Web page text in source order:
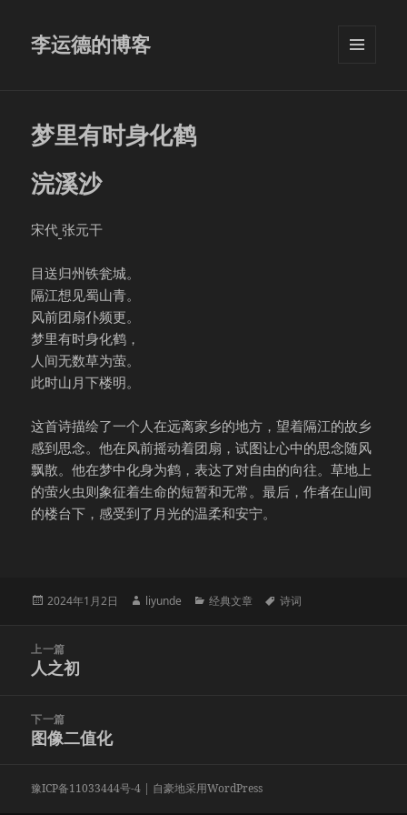
李运德的博客
梦里有时身化鹤
浣溪沙
宋代 张元干
目送归州铁瓮城。
隔江想见蜀山青。
风前团扇仆频更。
梦里有时身化鹤，
人间无数草为萤。
此时山月下楼明。
这首诗描绘了一个人在远离家乡的地方，望着隔江的故乡
感到思念。他在风前摇动着团扇，试图让心中的思念随风
飘散。他在梦中化身为鹤，表达了对自由的向往。草地上
的萤火虫则象征着生命的短暂和无常。最后，作者在山间
的楼台下，感受到了月光的温柔和安宁。
发
2024年1月2日
作
liyunde
分
经典文章
标
诗词
上一篇
上
文
章：
人之初
下一篇
下
文
图像二值化
豫ICP备11033444号-4 | 自豪地采用WordPress